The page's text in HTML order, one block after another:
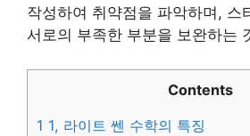
작성하여 취약점을 파악하며, 스
서로의 부족한 부분을 보완하는
Contents
1 1, 라이트 쎈 수학의 특징